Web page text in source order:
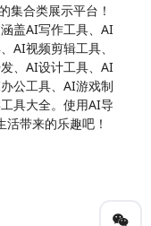
集合类展示平台！
盖AI写作工具、AI
AI视频剪辑工具、
、AI设计工具、AI
公工具、AI游戏制
具大全。使用AI导
带来的乐趣吧！